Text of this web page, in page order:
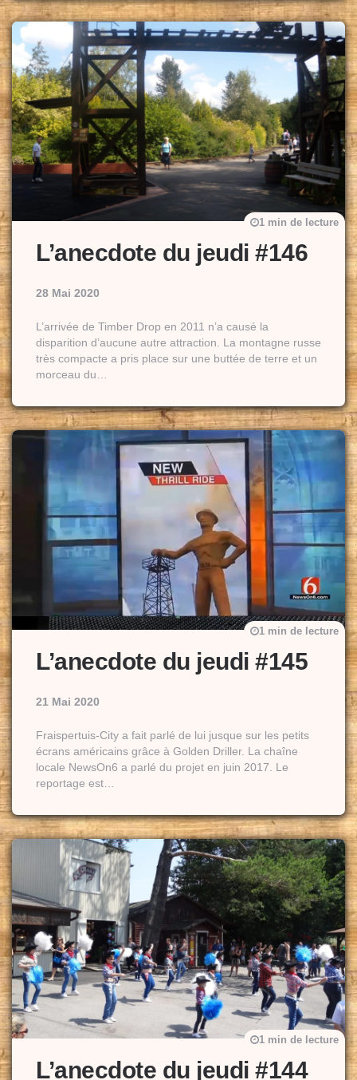
L’anecdote du jeudi #146
28 Mai 2020
1 min de lecture
L’arrivée de Timber Drop en 2011 n’a causé la
disparition d’aucune autre attraction. La montagne russe
très compacte a pris place sur une buttée de terre et un
morceau du…
L’anecdote du jeudi #145
21 Mai 2020
1 min de lecture
Fraispertuis-City a fait parlé de lui jusque sur les petits
écrans américains grâce à Golden Driller. La chaîne
locale NewsOn6 a parlé du projet en juin 2017. Le
reportage est…
L’anecdote du jeudi #144
1 min de lecture